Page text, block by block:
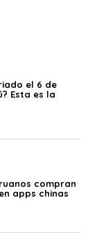
el 6 de
Esta es la
compran
apps chinas